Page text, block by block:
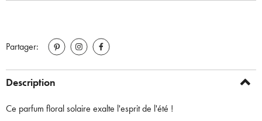
Partager:
Description
Ce parfum floral solaire exalte l'esprit de l'été !